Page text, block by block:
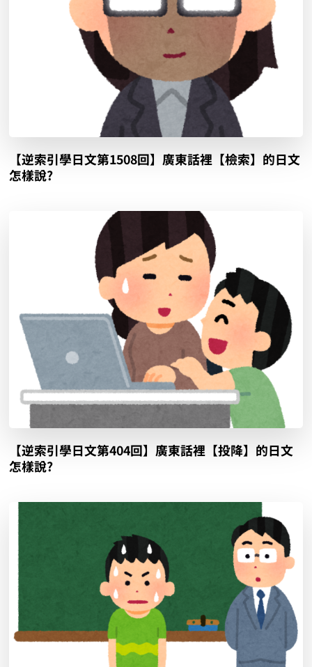
【逆索引學日文第1508回】廣東話裡【檢索】的日文
怎樣說?
【逆索引學日文第404回】廣東話裡【投降】的日文
怎樣說?